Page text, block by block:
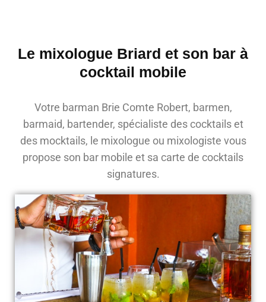
Le mixologue Briard et son bar à
cocktail mobile
Votre barman Brie Comte Robert, barmen,
barmaid, bartender, spécialiste des cocktails et
des mocktails, le mixologue ou mixologiste vous
propose son bar mobile et sa carte de cocktails
signatures.